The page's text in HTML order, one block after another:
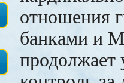
отношения
банками и
продолжает